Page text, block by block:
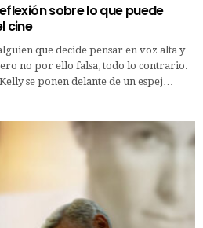
sobre lo que puede
cine
que decide pensar en voz alta y
no por ello falsa, todo lo contrario.
se ponen delante de un espej…